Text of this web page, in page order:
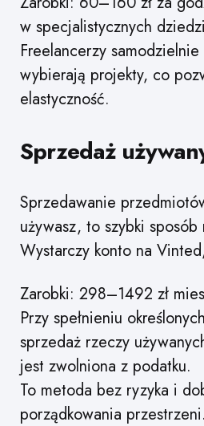
w specjalistycznych
Freelancerzy
wybierają projekty, co
elastyczność.
Sprzedaż
Sprzedawanie
używasz, to szybki sposób
Wystarczy konto na
Zarobki: 298–1492 zł
Przy spełnieniu
sprzedaż rzeczy
jest zwolniona z podatku.
To metoda bez ryzyka i
porządkowania przestrzeni.